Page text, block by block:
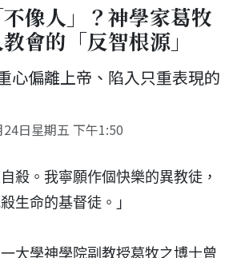
像人」？神學家葛牧
會的「反智根源」
心偏離上帝、陷入只重表現的
日星期五 下午1:50
自殺。我寧願作個快樂的異教徒，
生命的基督徒。」
大學神學院副教授葛牧之博士曾